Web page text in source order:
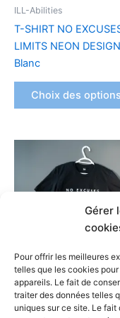
Gérer
Pour offrir les meilleures
telles que les cookies
appareils. Le fait de
traiter des données telles
uniques sur ce site. Le
ILL-Abilities
T-SHIRT NO
LIMITS NEON
Blanc
Choix des options
ILL-Abilities
T-SHIRT NO